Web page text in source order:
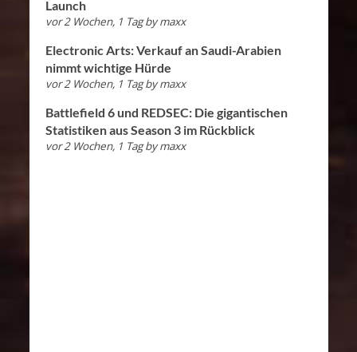
Launch
vor 2 Wochen, 1 Tag bymaxx
Electronic Arts: Verkauf an Saudi-Arabien
nimmt wichtige Hürde
vor 2 Wochen, 1 Tag bymaxx
Battlefield 6 und REDSEC: Die gigantischen
Statistiken aus Season 3 im Rückblick
vor 2 Wochen, 1 Tag bymaxx